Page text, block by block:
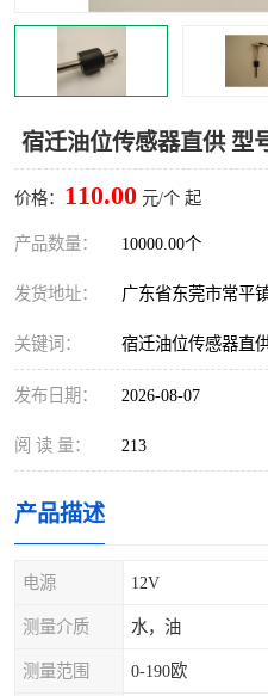
宿迁油位传感器直供 型
价格： 110.00 元/个 起
产品数量： 10000.00个
发货地址： 广东省东莞市常平
关键词： 宿迁油位传感器直
发布日期： 2026-08-07
阅 读 量： 213
产品描述
电源 12V
测量介质 水，油
测量范围 0-190欧